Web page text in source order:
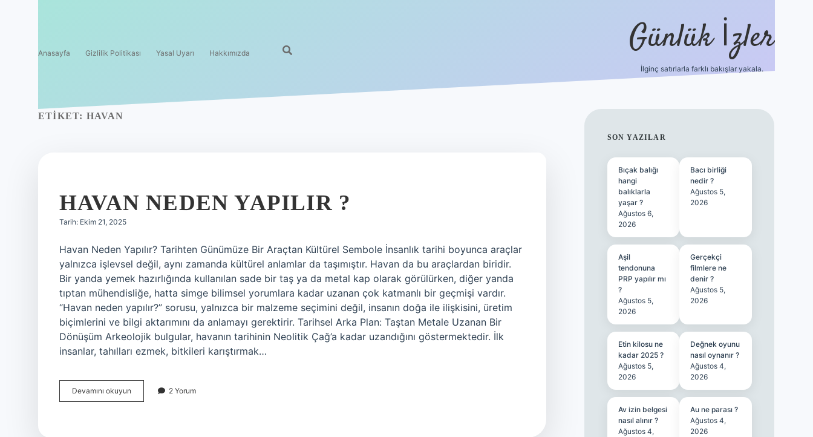
Anasayfa Gizlilik Politikası Yasal Uyarı Hakkımızda Günlük İzler
İlginç satırlarla farklı bakışlar yakala.
ETIKET: HAVAN
HAVAN NEDEN YAPILIR ?
Tarih: Ekim 21, 2025
Havan Neden Yapılır? Tarihten Günümüze Bir Araçtan Kültürel Sembole İnsanlık tarihi boyunca araçlar
yalnızca işlevsel değil, aynı zamanda kültürel anlamlar da taşımıştır. Havan da bu araçlardan biridir.
Bir yanda yemek hazırlığında kullanılan sade bir taş ya da metal kap olarak görülürken, diğer yanda
tıptan mühendisliğe, hatta simge bilimsel yorumlara kadar uzanan çok katmanlı bir geçmişi vardır.
“Havan neden yapılır?” sorusu, yalnızca bir malzeme seçimini değil, insanın doğa ile ilişkisini, üretim
biçimlerini ve bilgi aktarımını da anlamayı gerektirir. Tarihsel Arka Plan: Taştan Metale Uzanan Bir
Dönüşüm Arkeolojik bulgular, havanın tarihinin Neolitik Çağ’a kadar uzandığını göstermektedir. İlk
insanlar, tahılları ezmek, bitkileri karıştırmak…
Devamını okuyun
neden
2 Yorum
SIDEBAR
SON YAZILAR
Bıçak balığı
hangi
balıklarla
yaşar ?
Ağustos 6,
2026
Bacı birliği
nedir ?
Ağustos 5,
2026
Aşil
tendonuna
PRP yapılır mı
?
Ağustos 5,
2026
Gerçekçi
filmlere ne
denir ?
Ağustos 5,
2026
Etin kilosu ne
kadar 2025 ?
Ağustos 5,
2026
Değnek oyunu
nasıl oynanır ?
Ağustos 4,
2026
Av izin belgesi
nasıl alınır ?
Ağustos 4,
Au ne parası ?
Ağustos 4,
2026
ilbet